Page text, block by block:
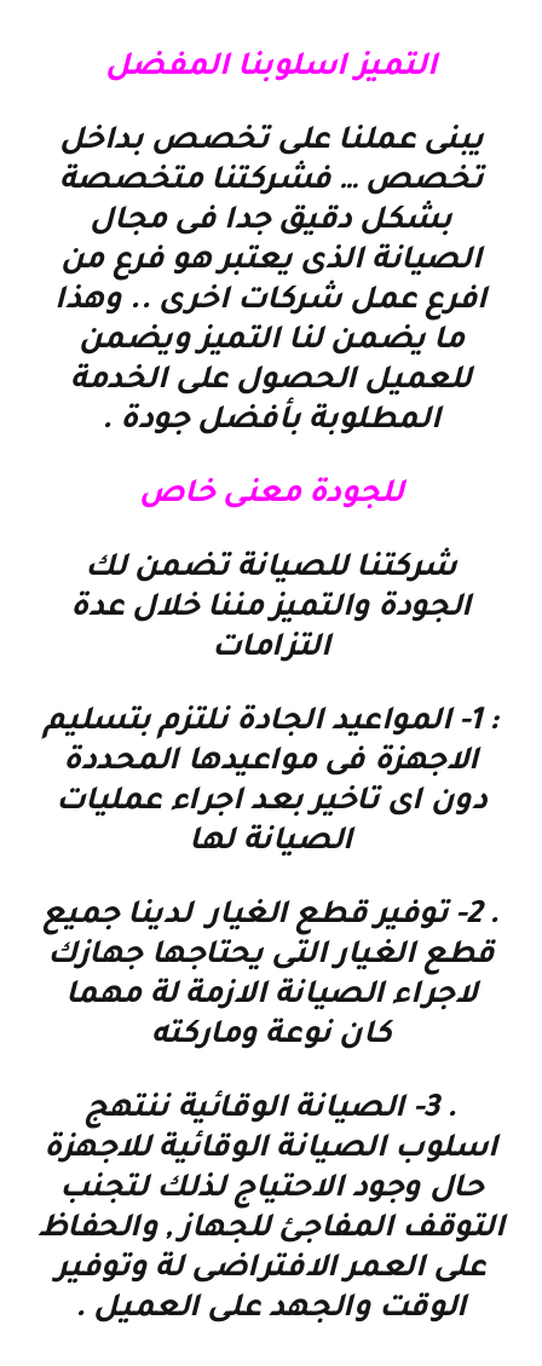
التميز اسلوبنا المفضل
يبنى عملنا على تخصص بداخل
تخصص … فشركتنا متخصصة
بشكل دقيق جدا فى مجال
الصيانة الذى يعتبر هو فرع من
افرع عمل شركات اخرى .. وهذا
ما يضمن لنا التميز ويضمن
للعميل الحصول على الخدمة
المطلوبة بأفضل جودة .
للجودة معنى خاص
شركتنا للصيانة تضمن لك
الجودة والتميز مننا خلال عدة
التزامات
: 1-
المواعيد الجادة نلتزم بتسليم
الاجهزة فى مواعيدها المحددة
دون اى تاخير بعد اجراء عمليات
الصيانة لها
. 2-
توفير قطع الغيار لدينا جميع
قطع الغيار التى يحتاجها جهازك
لاجراء الصيانة الازمة لة مهما
كان نوعة وماركته
. 3- الصيانة الوقائية ننتهج
اسلوب الصيانة الوقائية للاجهزة
حال وجود الاحتياج لذلك لتجنب
التوقف المفاجئ للجهاز , والحفاظ
على العمر الافتراضى لة وتوفير
الوقت والجهد على العميل .